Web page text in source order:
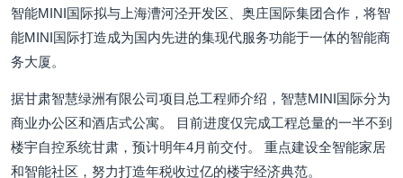
智能MINI国际拟与上海漕河泾开发区、奥庄国际集团合作，将智
能MINI国际打造成为国内先进的集现代服务功能于一体的智能商
务大厦。
据甘肃智慧绿洲有限公司项目总工程师介绍，智慧MINI国际分为
商业办公区和酒店式公寓。 目前进度仅完成工程总量的一半不到
楼宇自控系统甘肃，预计明年4月前交付。 重点建设全智能家居
和智能社区，努力打造年税收过亿的楼宇经济典范。